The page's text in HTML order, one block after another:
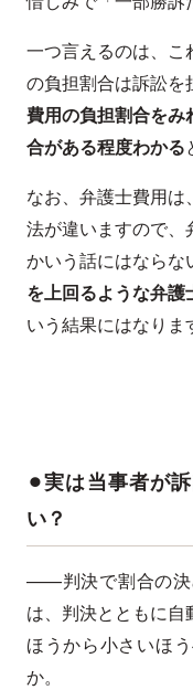
一つ言えるのは、こ
の負担割合は訴訟を
費用の負担割合を
合がある程度わかる
なお、弁護士費用
法が違いますので、
かいう話にはならな
を上回るような弁
いう結果にはなりま
⚫︎実は当事者が
い？
——判決で割合の決
は、判決とともに
ほうから小さいほ
か。